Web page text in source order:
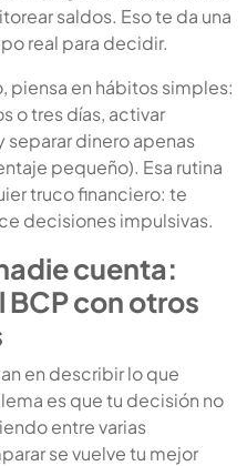
saldos. Eso te da una
real para decidir.
piensa en hábitos simples:
o tres días, activar
dinero apenas
pequeño). Esa rutina
truco financiero: te
decisiones impulsivas.
cuenta:
con otros
en describir lo que
es que tu decisión no
entre varias
se vuelve tu mejor